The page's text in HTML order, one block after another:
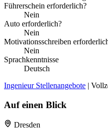
Führerschein erforderlich?
Nein
Auto erforderlich?
Nein
Motivationsschreiben
Nein
Sprachkenntnisse
Deutsch
Ingenieur Stellenangebote |
Auf einen Blick
Dresden